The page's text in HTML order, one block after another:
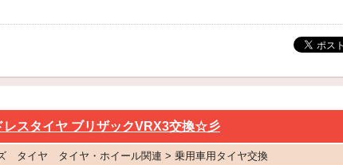
スタイヤ ブリザックVRX3交換☆彡
タイヤ タイヤ・ホイール関連 > 乗用車用タイヤ交換